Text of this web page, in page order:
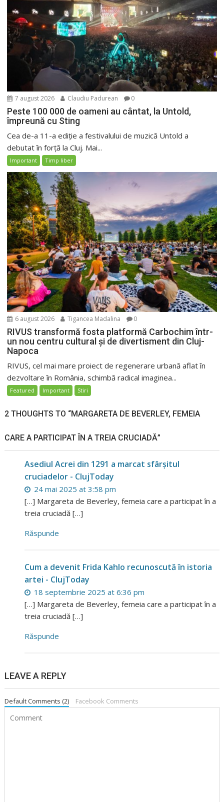
7 august 2026 Claudiu Padurean 0
Peste 100 000 de oameni au cântat, la Untold,
împreună cu Sting
Cea de-a 11-a ediție a festivalului de muzică Untold a
debutat în forță la Cluj. Mai...
Important Timp liber
6 august 2026 Tigancea Madalina 0
RIVUS transformă fosta platformă Carbochim într-
un nou centru cultural și de divertisment din Cluj-
Napoca
RIVUS, cel mai mare proiect de regenerare urbană aflat în
dezvoltare în România, schimbă radical imaginea...
Featured Important Stiri
2 THOUGHTS TO “MARGARETA DE BEVERLEY, FEMEIA
CARE A PARTICIPAT ÎN A TREIA CRUCIADĂ”
Asediul Acrei din 1291 a marcat sfârșitul
cruciadelor - ClujToday
24 mai 2025 at 3:58 pm
[…] Margareta de Beverley, femeia care a participat în a
treia cruciadă […]
Răspunde
Cum a devenit Frida Kahlo recunoscută în istoria
artei - ClujToday
18 septembrie 2025 at 6:36 pm
[…] Margareta de Beverley, femeia care a participat în a
treia cruciadă […]
Răspunde
LEAVE A REPLY
Default Comments (2) Facebook Comments